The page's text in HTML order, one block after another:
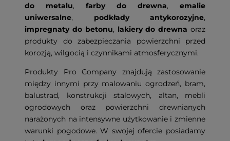
do metalu, farby do drewna, emalie
uniwersalne, podkłady antykorozyjne,
impregnaty do betonu, lakiery do drewnaoraz
produkty do zabezpieczania powierzchni przed
korozją, wilgocią i czynnikami atmosferycznymi.
Produkty Pro Company znajdują zastosowanie
między innymi przy malowaniu ogrodzeń, bram,
balustrad, konstrukcji stalowych, altan, mebli
ogrodowych oraz powierzchni drewnianych
narażonych na intensywne użytkowanie i zmienne
warunki pogodowe. W swojej ofercie posiadamy